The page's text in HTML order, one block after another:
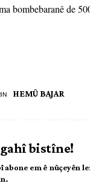
bombebaranê de
HEMÛ BAJAR
bistîne!
abone em ê nûçeyên